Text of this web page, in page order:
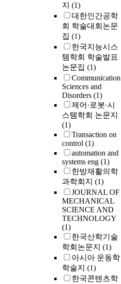
지 (1)
대한인간공학
회 학술대회논문
집 (1)
한국지능시스
템학회 학술발표
논문집 (1)
Communication
Sciences and
Disorders (1)
제어·로봇·시
스템학회 논문지
(1)
Transaction on
control (1)
automation and
systems eng (1)
한방재활의학
과학회지 (1)
JOURNAL OF
MECHANICAL
SCIENCE AND
TECHNOLOGY
(1)
한국산학기술
학회논문지 (1)
아시아 운동학
학술지 (1)
한국콘텐츠학